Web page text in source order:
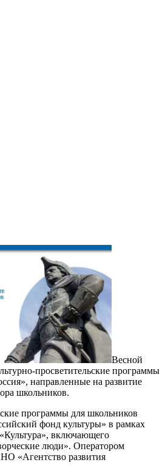
Весной
просветительские программы
направленные на развитие
школьников.
программы для школьников
фонд культуры» в рамках
включающего
люди». Оператором
«Агентство развития